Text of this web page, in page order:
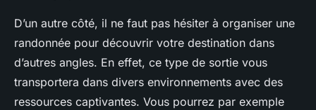
D’un autre côté, il ne faut pas hésiter à organiser une
randonnée pour découvrir votre destination dans
d’autres angles. En effet, ce type de sortie vous
transportera dans divers environnements avec des
ressources captivantes. Vous pourrez par exemple